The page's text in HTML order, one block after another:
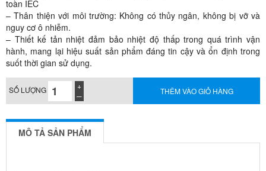
toàn IEC
– Thân thiện với môi trường: Không có thủy ngân, không bị vỡ và
nguy cơ ô nhiễm.
– Thiết kế tản nhiệt đảm bảo nhiệt độ thấp trong quá trình vận
hành, mang lại hiệu suất sản phẩm đáng tin cậy và ổn định trong
suốt thời gian sử dụng.
SỐ LƯỢNG THÊM VÀO GIỎ HÀNG
MÔ TẢ SẢN PHẨM